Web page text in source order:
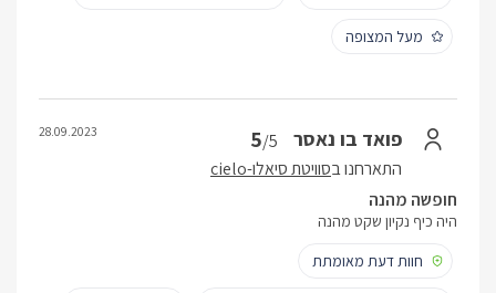
מעל המצופה
פואד בו נאסר 5/5
התארחנו בסוויטת סיאלו-cielo
28.09.2023
חופשה מהנה
היה כיף נקיון שקט מהנה
חוות דעת מאומתת